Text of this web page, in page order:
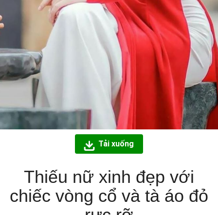
Tải xuống
Thiếu nữ xinh đẹp với
chiếc vòng cổ và tà áo đỏ